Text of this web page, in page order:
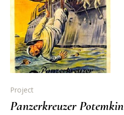
Project
Panzerkreuzer Potemkin